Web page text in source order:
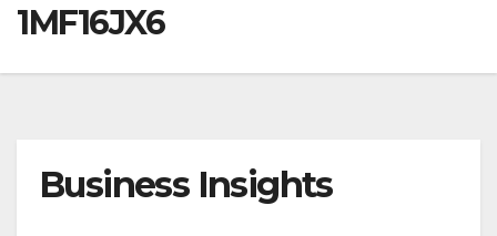
1MF16JX6
Business Insights